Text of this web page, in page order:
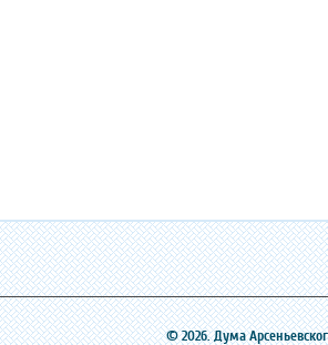
© 2026. Дума